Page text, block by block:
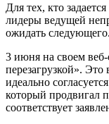
Для тех, кто
лидеры ведущей
ожидать
3 июня на своем
перезагрузкой».
идеально
который продвигал
соответствует